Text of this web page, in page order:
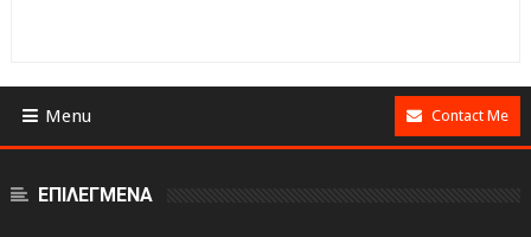
Menu Contact Me
ΕΠΙΛΕΓΜΕΝΑ